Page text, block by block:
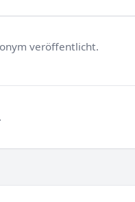
veröffentlicht.